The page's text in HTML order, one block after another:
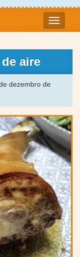
aire
dezembro de